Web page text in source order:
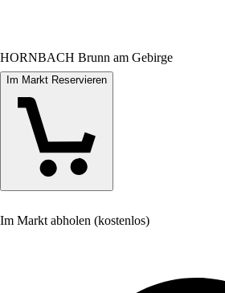
HORNBACH Brunn am Gebirge
Im Markt Reservieren
Im Markt abholen (kostenlos)